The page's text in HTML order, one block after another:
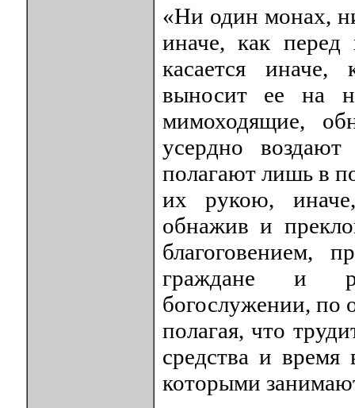
«Ни один монах,
иначе, как
касается
выносит ее на
мимоходящие,
усердно
полагают лишь в
их рукою,
обнажив и
благоговением,
граждане и
богослужении, по
полагая, что
средства и
которыми